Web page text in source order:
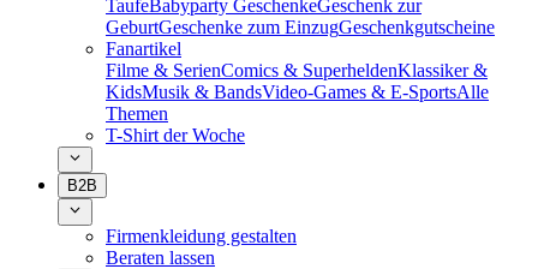
TaufeBabyparty GeschenkeGeschenk zur
GeburtGeschenke zum EinzugGeschenkgutscheine
Fanartikel
Filme & SerienComics & SuperheldenKlassiker &
KidsMusik & BandsVideo-Games & E-SportsAlle
Themen
T-Shirt der Woche
B2B
Firmenkleidung gestalten
Beraten lassen